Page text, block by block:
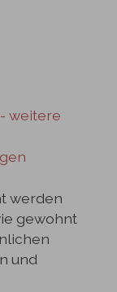
weitere
werden
gewohnt
und